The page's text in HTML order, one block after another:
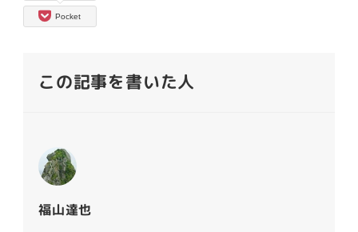
Pocket
この記事を書いた人
福山達也